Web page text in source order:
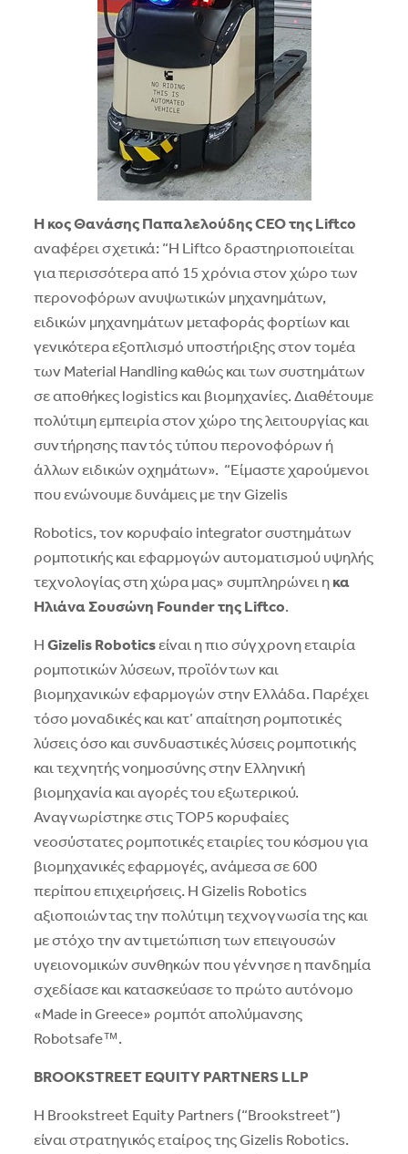
Η κος Θανάσης ΠαπαλελούδηςCEOτης Liftco
αναφέρει σχετικά: “Η Liftco δραστηριοποιείται
για περισσότερα από 15 χρόνια στον χώρο των
περονοφόρων ανυψωτικών μηχανημάτων,
ειδικών μηχανημάτων μεταφοράς φορτίων και
γενικότερα εξοπλισμό υποστήριξης στον τομέα
των Material Handling καθώς και των συστημάτων
σε αποθήκες logistics και βιομηχανίες. Διαθέτουμε
πολύτιμη εμπειρία στον χώρο της λειτουργίας και
συντήρησης παντός τύπου περονοφόρων ή
άλλων ειδικών οχημάτων». “Είμαστε χαρούμενοι
που ενώνουμε δυνάμεις με την Gizelis
Robotics, τον κορυφαίο integrator συστημάτων
ρομποτικής και εφαρμογών αυτοματισμού υψηλής
τεχνολογίας στη χώρα μας» συμπληρώνει η κα
Ηλιάνα Σουσώνη Founderτης Liftco.
Η Gizelis Roboticsείναι η πιο σύγχρονη εταιρία
ρομποτικών λύσεων, προϊόντων και
βιομηχανικών εφαρμογών στην Ελλάδα. Παρέχει
τόσο μοναδικές και κατ’ απαίτηση ρομποτικές
λύσεις όσο και συνδυαστικές λύσεις ρομποτικής
και τεχνητής νοημοσύνης στην Ελληνική
βιομηχανία και αγορές του εξωτερικού.
Αναγνωρίστηκε στις TOP5 κορυφαίες
νεοσύστατες ρομποτικές εταιρίες του κόσμου για
βιομηχανικές εφαρμογές, ανάμεσα σε 600
περίπου επιχειρήσεις. Η Gizelis Robotics
αξιοποιώντας την πολύτιμη τεχνογνωσία της και
με στόχο την αντιμετώπιση των επειγουσών
υγειονομικών συνθηκών που γέννησε η πανδημία
σχεδίασε και κατασκεύασε το πρώτο αυτόνομο
«Made in Greece» ρομπότ απολύμανσης
Robotsafe™.
BROOKSTREET EQUITY PARTNERS LLP
Η Brookstreet Equity Partners (“Brookstreet”)
είναι στρατηγικός εταίρος της Gizelis Robotics.